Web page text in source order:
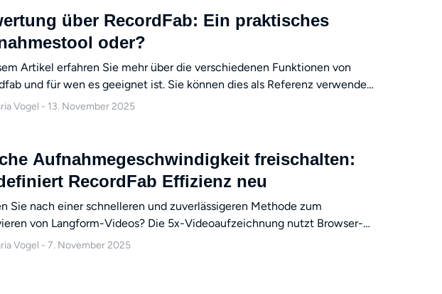
über RecordFab: Ein praktisches
oder?
Artikel erfahren Sie mehr über die verschiedenen Funktionen von
und für wen es geeignet ist. Sie können dies als Referenz verwenden.
dass diese Bewertung für Sie hilfreich ist.
Vogel - 13. November 2025
Aufnahmegeschwindigkeit freischalten:
RecordFab Effizienz neu
Sie nach einer schnelleren und zuverlässigeren Methode zum
von Langform-Videos? Die 5x-Videoaufzeichnung nutzt Browser-
Erfassung, GPU-Beschleunigung und fortschrittliche asynchrone
Vogel - 7. November 2025